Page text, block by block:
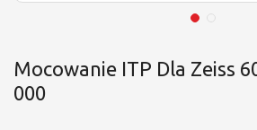
Mocowanie ITP Dla Zeiss
000